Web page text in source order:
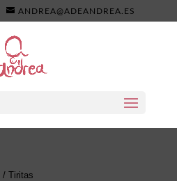
ANDREA@ADEANDREA.ES
/ Tiritas